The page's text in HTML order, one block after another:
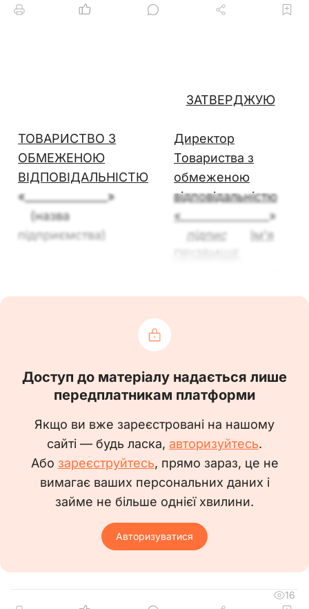
ТОВАРИСТВО З
ОБМЕЖЕНОЮ
ВІДПОВІДАЛЬНІСТЮ
«_______________»
(назва
підприємства)
ЗАТВЕРДЖУЮ
Директор
Товариства з
обмеженою
відповідальністю
«________________»
підпис
Ім’я
р.
ПОСАДОВА ІНСТРУКЦІЯ
інженера з підготовки
виробництва
(Код КП – 2149.2)
1. Загальні положення
1.1. Ця посадова інструкція визначає
відповідальність інженера з підготовки
1.2. Призначається на посаду та
звільняється з посади наказом по організації
Доступ до матеріалу надається лише
передплатникам платформи
Якщо ви вже зареєстровані на нашому
сайті — будь ласка, авторизуйтесь.
Або зареєструйтесь, прямо зараз, це не
вимагає ваших персональних даних і
займе не більше однієї хвилини.
Авторизуватися
16